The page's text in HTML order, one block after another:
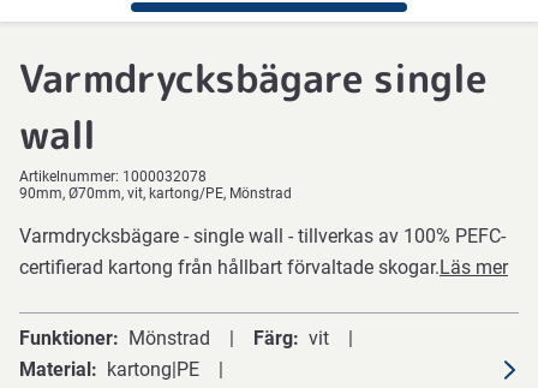
Varmdrycksbägare single
wall
Artikelnummer: 1000032078
90mm, Ø70mm, vit, kartong/PE, Mönstrad
Varmdrycksbägare - single wall - tillverkas av 100% PEFC-
certifierad kartong från hållbart förvaltade skogar.Läs mer
Funktioner Mönstrad Färg
vit
Material
kartong|PE